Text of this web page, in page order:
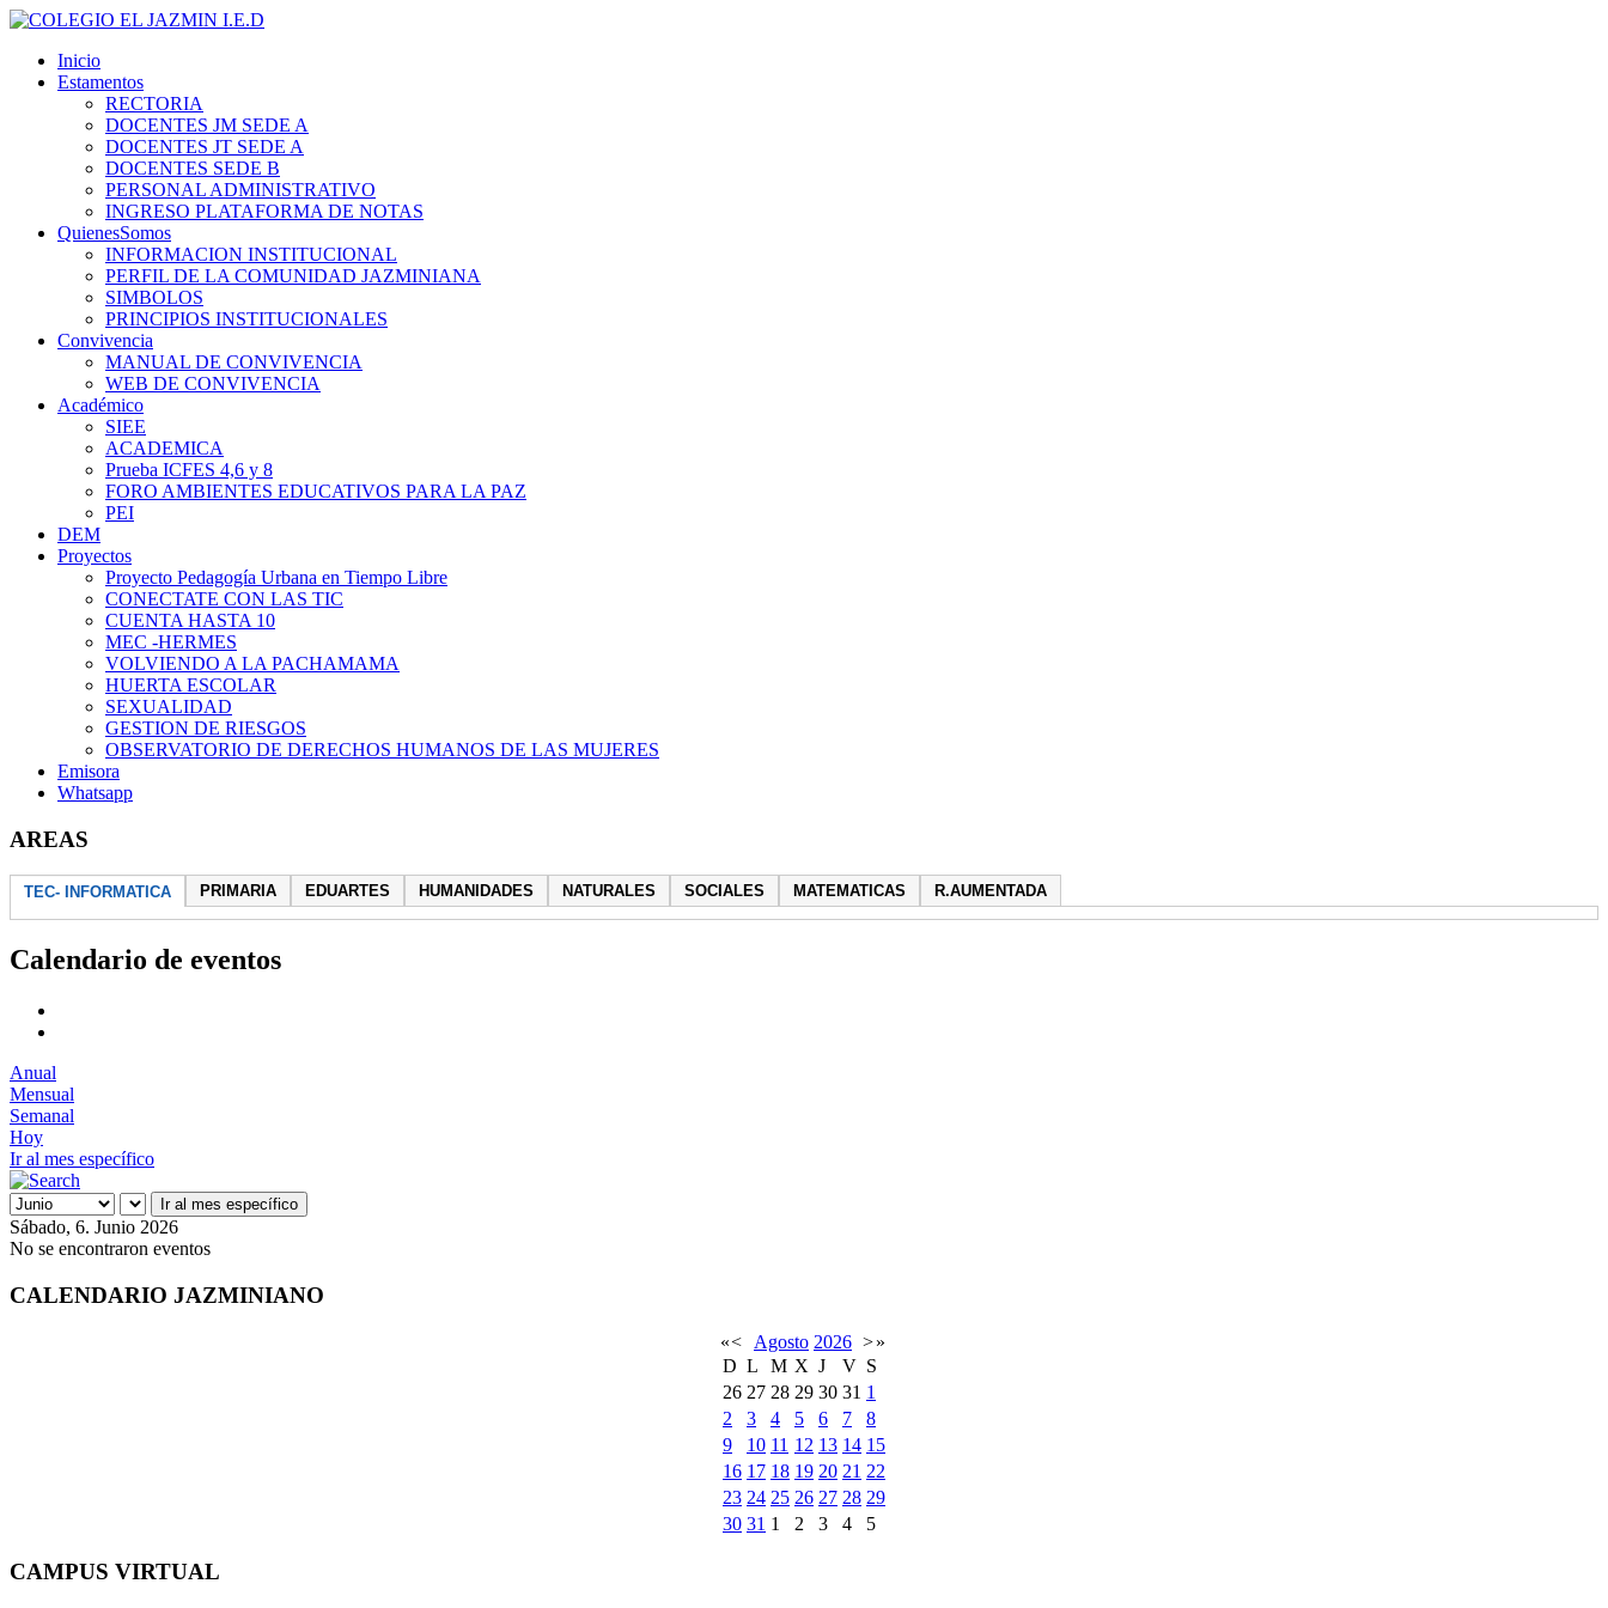
Inicio
Estamentos
RECTORIA
DOCENTES JM SEDE A
DOCENTES JT SEDE A
DOCENTES SEDE B
PERSONAL ADMINISTRATIVO
INGRESO PLATAFORMA DE NOTAS
QuienesSomos
INFORMACION INSTITUCIONAL
PERFIL DE LA COMUNIDAD JAZMINIANA
SIMBOLOS
PRINCIPIOS INSTITUCIONALES
Convivencia
MANUAL DE CONVIVENCIA
WEB DE CONVIVENCIA
Académico
SIEE
ACADEMICA
Prueba ICFES 4,6 y 8
FORO AMBIENTES EDUCATIVOS PARA LA PAZ
PEI
DEM
Proyectos
Proyecto Pedagogía Urbana en Tiempo Libre
CONECTATE CON LAS TIC
CUENTA HASTA 10
MEC -HERMES
VOLVIENDO A LA PACHAMAMA
HUERTA ESCOLAR
SEXUALIDAD
GESTION DE RIESGOS
OBSERVATORIO DE DERECHOS HUMANOS DE LAS MUJERES
Emisora
Whatsapp
AREAS
TEC- INFORMATICA PRIMARIA EDUARTES HUMANIDADES NATURALES SOCIALES MATEMATICAS R.AUMENTADA
Calendario de eventos
Anual
Mensual
Semanal
Hoy
Ir al mes específico
Ir al mes específico
Sábado, 6. Junio 2026
No se encontraron eventos
CALENDARIO JAZMINIANO
«< Agosto 2026 >»
D L M X J V S
26 27 28 29 30 31 1
2
3 4 5 6 7
8
9
10 11 12 13 14 15
16 17 18 19 20 21 22
23 24 25 26 27 28 29
30 31 1 2 3 4 5
CAMPUS VIRTUAL